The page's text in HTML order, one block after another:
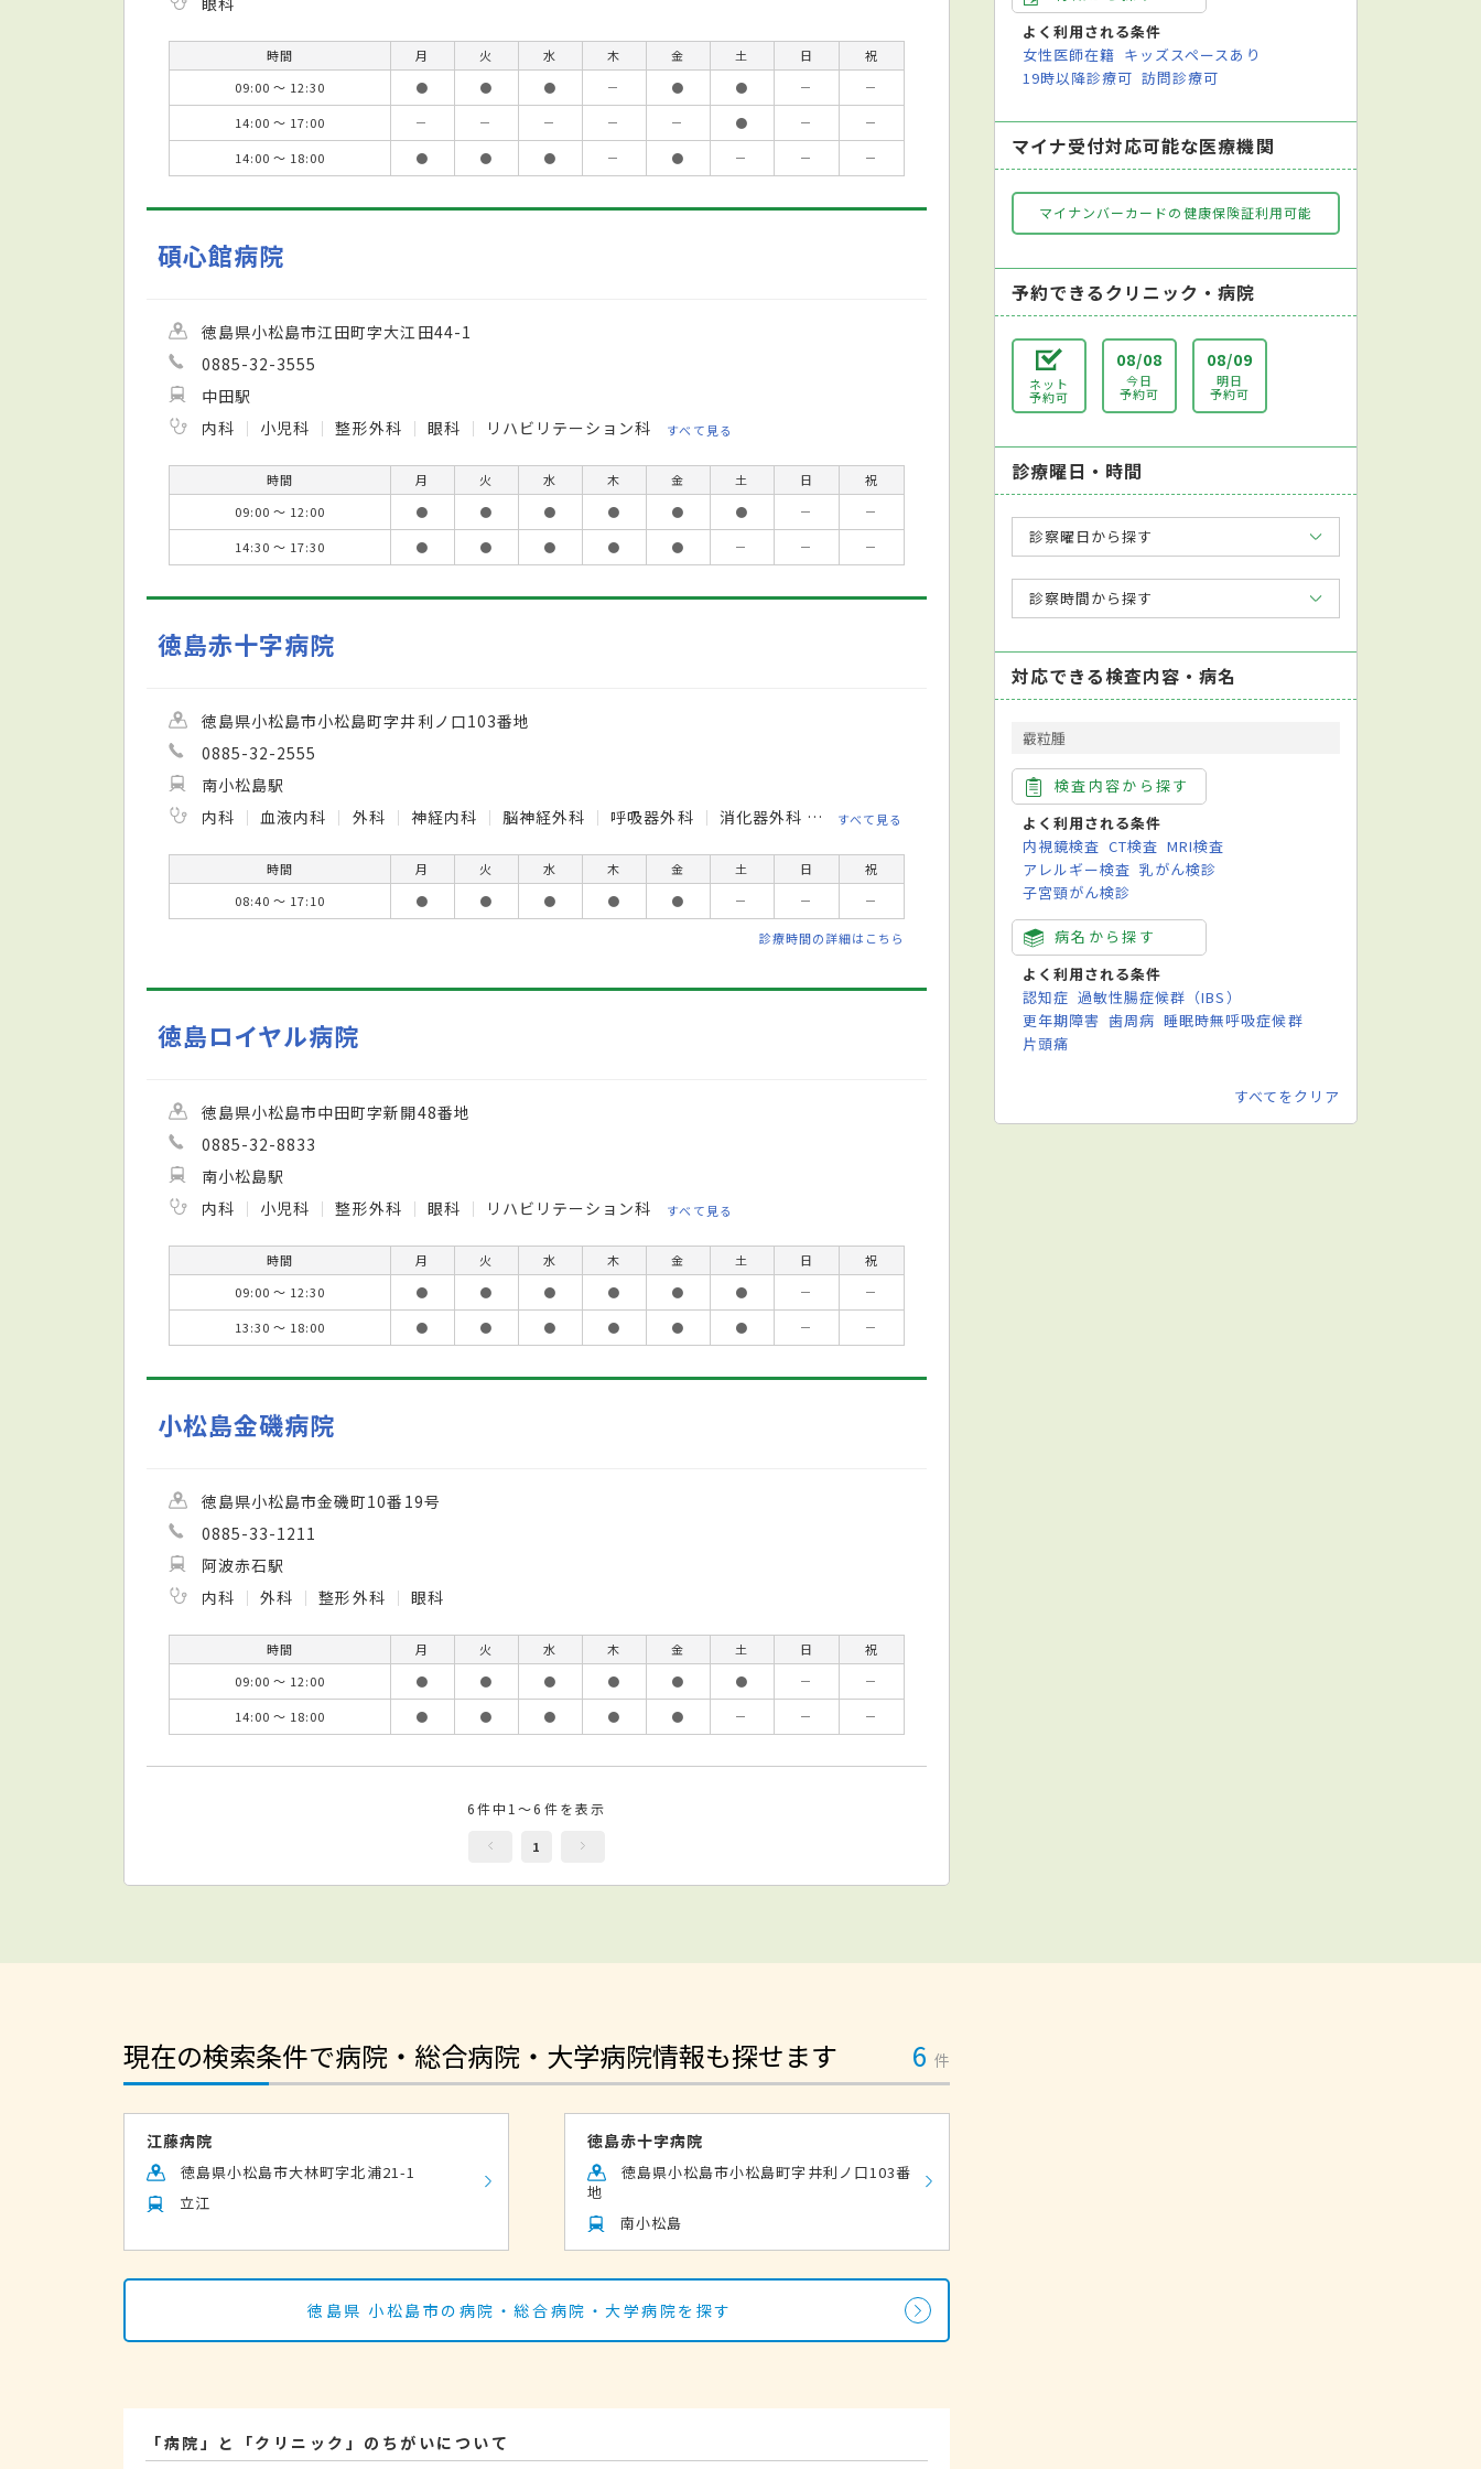
時間 月 火 水 木 金 土 日
祝
09:00 ～ 12:30
● ● ● － ● ● －
－
14:00 ～ 17:00
－ － － － － ● －
－
14:00 ～ 18:00
● ● ● － ● － － －
碩心館病院
徳島県小松島市江田町字大江田44-1
0885-32-3555
中田駅
内科
小児科 整形外科 眼科 リハビリテーション科 すべて見る
時間 月 火 水 木 金 土 日
祝
09:00 ～ 12:00
● ● ● ● ● ● －
－
14:30 ～ 17:30
● ● ● ● ● － － －
徳島赤十字病院
徳島県小松島市小松島町字井利ノ口103番地
0885-32-2555
南小松島駅
内科
血液内科 外科 神経内科 脳神経外科 呼吸器外科 消化器外科 心臓血管外科 小児外科 整形外科
すべて見る
時間 月 火 水 木 金 土 日
祝
08:40 ～ 17:10
● ● ● ● ● － － －
診療時間の詳細はこちら
徳島ロイヤル病院
徳島県小松島市中田町字新開48番地
0885-32-8833
南小松島駅
内科
小児科 整形外科 眼科 リハビリテーション科 すべて見る
時間 月 火 水 木 金 土 日
祝
09:00 ～ 12:30
● ● ● ● ● ● －
－
13:30 ～ 18:00
● ● ● ● ● ● － －
小松島金磯病院
徳島県小松島市金磯町10番19号
0885-33-1211
阿波赤石駅
内科
外科 整形外科 眼科
時間 月 火 水 木 金 土 日
祝
09:00 ～ 12:00
● ● ● ● ● ● －
－
14:00 ～ 18:00
● ● ● ● ● － － －
6件中1～6件を表示
1
よく利用される条件
女性医師在籍 キッズスペースあり
19時以降診療可 訪問診療可
マイナ受付対応可能な医療機関
マイナンバーカードの健康保険証利用可能
予約できるクリニック・病院
ネット
予約可
08/08
今日
予約可
08/09
明日
予約可
診療曜日・時間
診察曜日から探す
診察時間から探す
対応できる検査内容・病名
霰粒腫
検査内容から探す
よく利用される条件
内視鏡検査 CT検査 MRI検査
アレルギー検査 乳がん検診
子宮頸がん検診
病名から探す
よく利用される条件
認知症 過敏性腸症候群（IBS）
更年期障害 歯周病 睡眠時無呼吸症候群
片頭痛
すべてをクリア
現在の検索条件で病院・総合病院・大学病院情報も探せます 6 件
江藤病院
徳島県小松島市大林町字北浦21-1
立江
徳島赤十字病院
徳島県小松島市小松島町字井利ノ口103番
地
南小松島
徳島県 小松島市の病院・総合病院・大学病院を探す
「病院」と「クリニック」のちがいについて